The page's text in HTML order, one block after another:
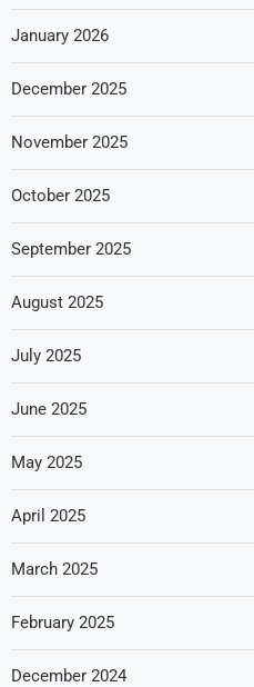
January 2026
December 2025
November 2025
October 2025
September 2025
August 2025
July 2025
June 2025
May 2025
April 2025
March 2025
February 2025
December 2024